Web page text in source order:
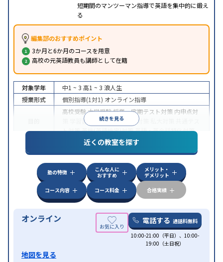
短期間のマンツーマン指導で英語を集中的に鍛え
る
編集部のおすすめポイント
3か月と6か月のコースを用意
高校の元英語教員も講師として在籍
続きを見る
対象学年 中1 ~ 3 高1 ~ 3 浪人生
授業形式
個別指導(1対1) オンライン指導
高校受験大学受験授業・定期テスト対策 内申点対
学習習慣の定着国公立大対策
ト対策英検(英語検定)対策英語・英会話特化対策
特徴
中高一貫校生に対応授業の振替可能
学習にPC・タブレットを利用オンライン対応1
科目から受講可能
近くの教室を探す
塾の特徴
こんな人に
おすすめ
メリット・
デメリット
コース内容
コース料金 合格実績
オンライン 電話する 通話料無料
10:00-21:00（平日）、10:00-
19:00（土日祝）
地図を見る